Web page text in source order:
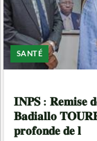
SANTÉ
𝐈𝐍𝐏𝐒 : 𝐑𝐞𝐦𝐢𝐬𝐞
𝐁𝐚𝐝𝐢𝐚𝐥𝐥𝐨 𝐓𝐎𝐔𝐑𝐄
𝐩𝐫𝐨𝐟𝐨𝐧𝐝𝐞 𝐝𝐞 𝐥